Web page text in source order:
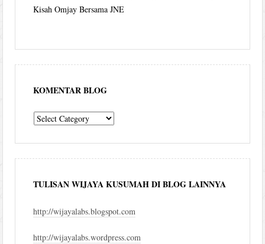
Kisah Omjay Bersama JNE
KOMENTAR BLOG
komentar
TULISAN WIJAYA KUSUMAH DI BLOG LAINNYA
http://wijayalabs.blogspot.com
http://wijayalabs.wordpress.com